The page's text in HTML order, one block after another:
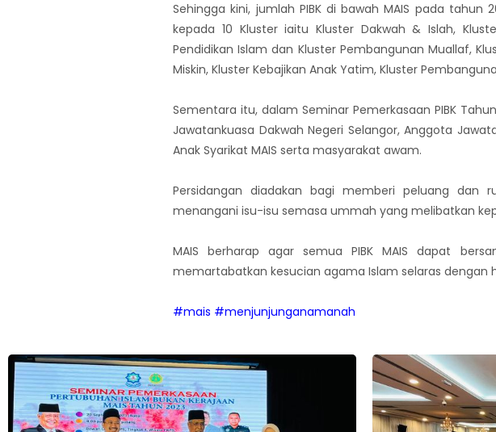
Sehingga kini, jumlah PIBK di bawah MAIS pada tahun
kepada 10 Kluster iaitu Kluster Dakwah & Islah,
Pendidikan Islam dan Kluster Pembangunan Muallaf,
Miskin, Kluster Kebajikan Anak Yatim, Kluster
Sementara itu, dalam Seminar Pemerkasaan PIBK
Jawatankuasa Dakwah Negeri Selangor, Anggota
Anak Syarikat MAIS serta masyarakat awam.
Persidangan diadakan bagi memberi peluang dan
menangani isu-isu semasa ummah yang melibatkan
MAIS berharap agar semua PIBK MAIS dapat
memartabatkan kesucian agama Islam selaras dengan
#mais #menjunjunganamanah